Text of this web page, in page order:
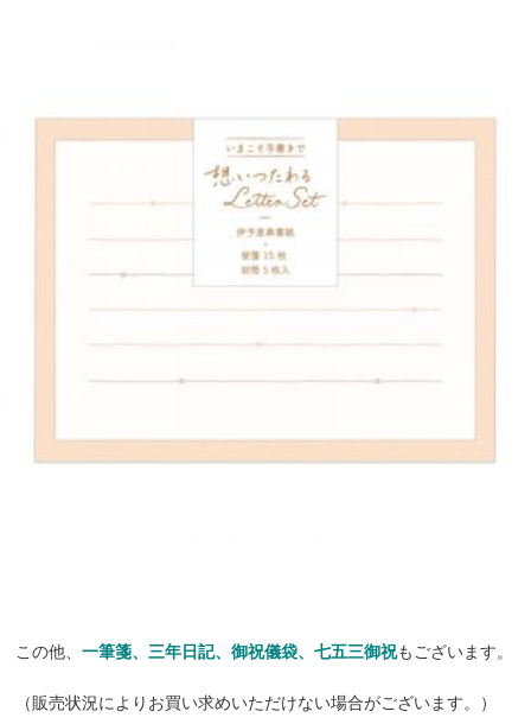
この他、一筆箋、三年日記、御祝儀袋、七五三御祝もございます。
（販売状況によりお買い求めいただけない場合がございます。）